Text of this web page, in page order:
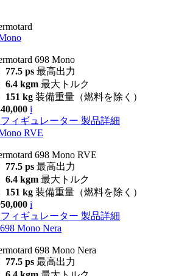
698 Mono
77.5 ps 最高出力
6.4 kgm 最大トルク
151 kg 装備重量（燃料を除く）
i
ィギュレーター 製品詳細
RVE
698 Mono RVE
77.5 ps 最高出力
6.4 kgm 最大トルク
151 kg 装備重量（燃料を除く）
i
ィギュレーター 製品詳細
698 Mono Nera
698 Mono Nera
77.5 ps 最高出力